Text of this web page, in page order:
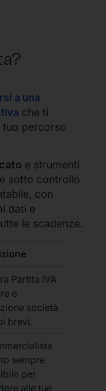
a una
che ti
tuo percorso
e strumenti
sotto controllo
con
dati e
le scadenze.
Partita IVA
e
società
brevi.
sempre
per
alle tue